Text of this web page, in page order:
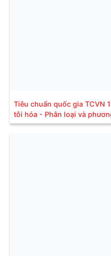
Tiêu chuẩn quốc gia TCVN
tôi hóa - Phân loại và